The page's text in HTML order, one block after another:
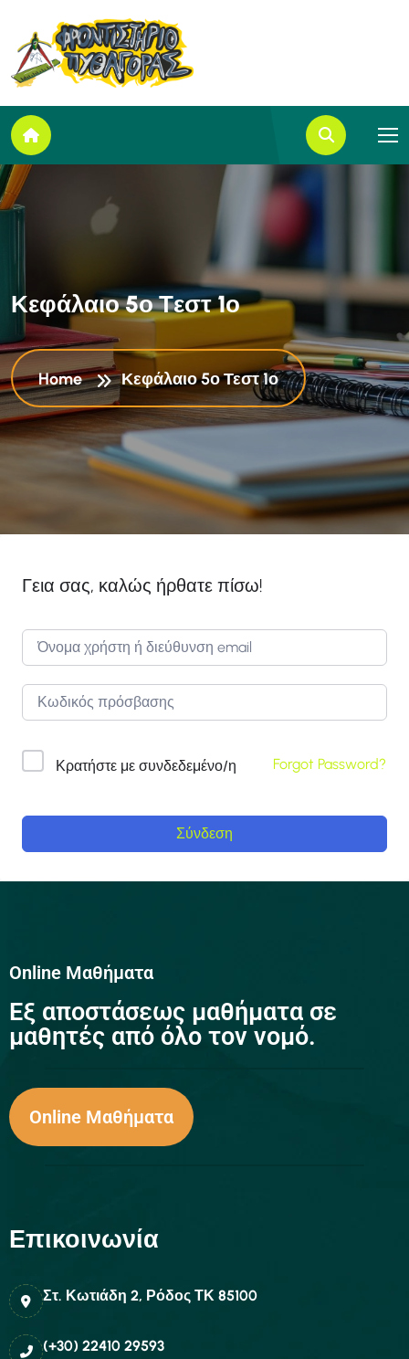
Κεφάλαιο5οΤεστ1ο
Home Κεφάλαιο 5ο Τεστ 1ο
Γεια σας, καλώς ήρθατε πίσω!
Κρατήστε με συνδεδεμένο/η Forgot Password?
Σύνδεση
Online Μαθήματα
Eξ αποστάσεως μαθήματα σε
μαθητές από όλο τον νομό.
Online Μαθήματα
Επικοινωνία
Στ. Κωτιάδη 2, Ρόδος ΤΚ 85100
(+30) 22410 29593